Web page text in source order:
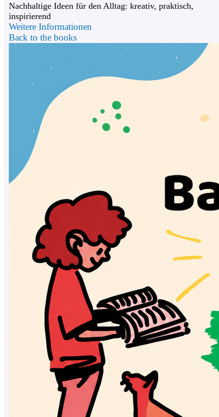
Nachhaltige Ideen für den Alltag: kreativ, praktisch,
inspirierend
Weitere Informationen
Back to the books